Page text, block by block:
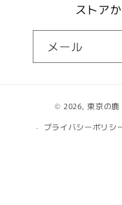
ストア
メール
© 2026,東京の鹿
プライバシーポリシ